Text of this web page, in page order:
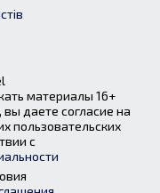
материалы 16+
даете согласие на
пользовательских
с